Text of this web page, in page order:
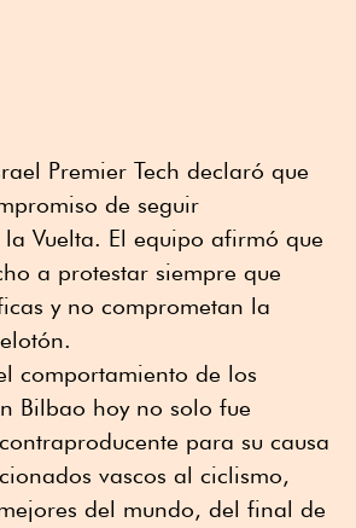
Premier Tech declaró que
de seguir
Vuelta. El equipo afirmó que
a protestar siempre que
y no comprometan la
comportamiento de los
Bilbao hoy no solo fue
para su causa
vascos al ciclismo,
del mundo, del final de